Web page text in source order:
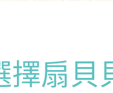
擇扇貝